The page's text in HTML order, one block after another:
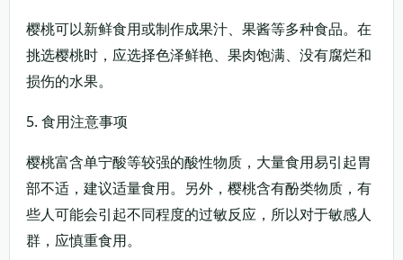
樱桃可以新鲜食用或制作成果汁、果酱等多种食品。在
挑选樱桃时，应选择色泽鲜艳、果肉饱满、没有腐烂和
损伤的水果。
5. 食用注意事项
樱桃富含单宁酸等较强的酸性物质，大量食用易引起胃
部不适，建议适量食用。另外，樱桃含有酚类物质，有
些人可能会引起不同程度的过敏反应，所以对于敏感人
群，应慎重食用。